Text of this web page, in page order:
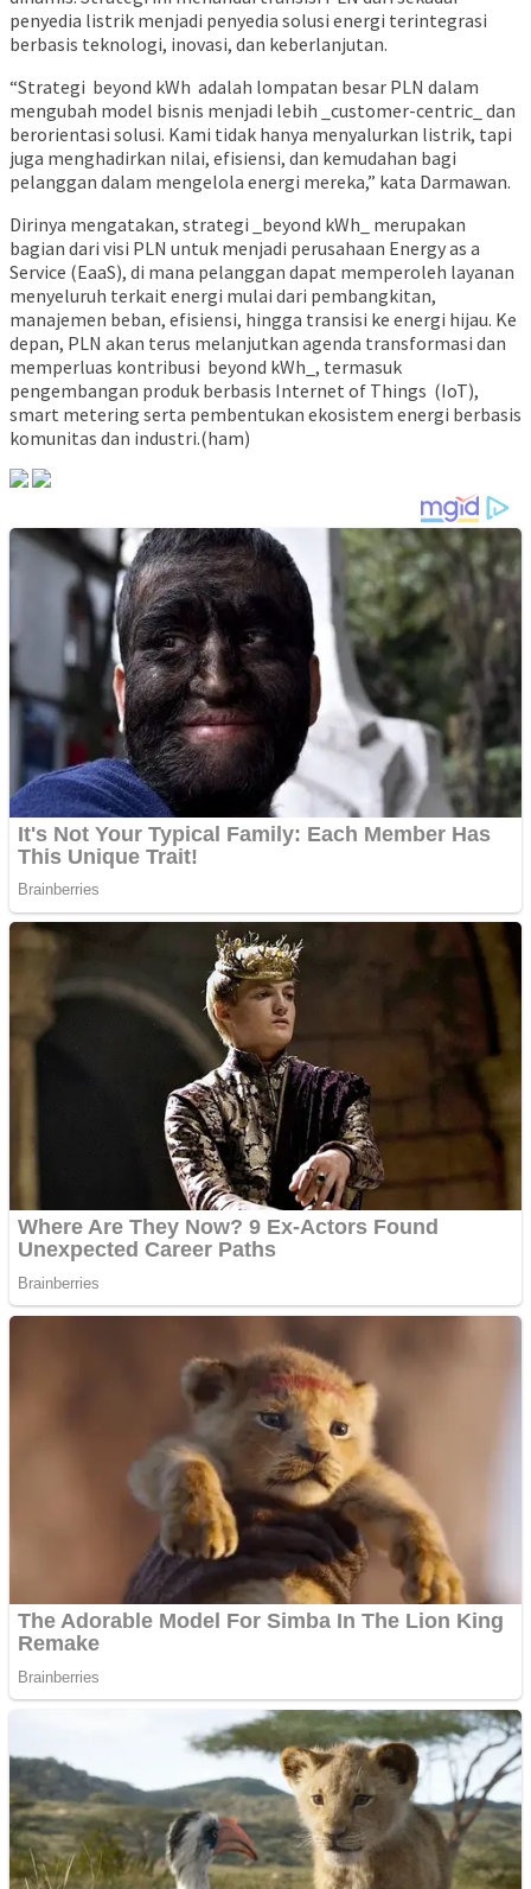
penyedia listrik menjadi penyedia solusi energi terintegrasi
berbasis teknologi, inovasi, dan keberlanjutan.
“Strategi beyond kWh adalah lompatan besar PLN dalam
mengubah model bisnis menjadi lebih _customer-centric_ dan
berorientasi solusi. Kami tidak hanya menyalurkan listrik, tapi
juga menghadirkan nilai, efisiensi, dan kemudahan bagi
pelanggan dalam mengelola energi mereka,” kata Darmawan.
Dirinya mengatakan, strategi _beyond kWh_ merupakan
bagian dari visi PLN untuk menjadi perusahaan Energy as a
Service (EaaS), di mana pelanggan dapat memperoleh layanan
menyeluruh terkait energi mulai dari pembangkitan,
manajemen beban, efisiensi, hingga transisi ke energi hijau. Ke
depan, PLN akan terus melanjutkan agenda transformasi dan
memperluas kontribusi beyond kWh_, termasuk
pengembangan produk berbasis Internet of Things (IoT),
smart metering serta pembentukan ekosistem energi berbasis
komunitas dan industri.(ham)